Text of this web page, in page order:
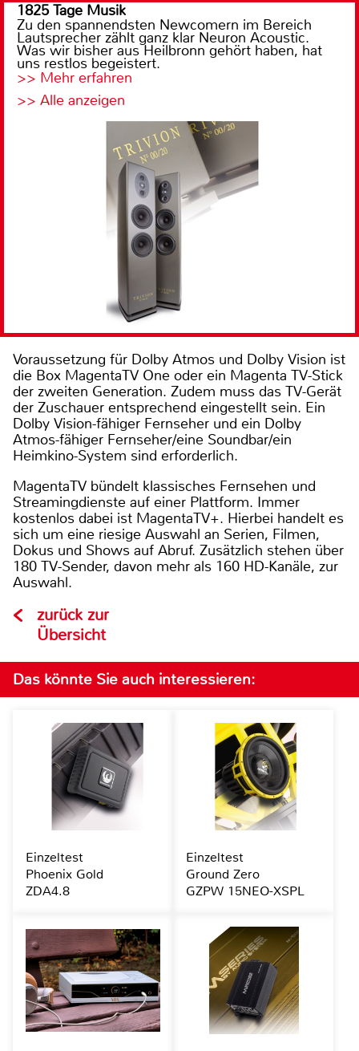
1825 Tage Musik
Zu den spannendsten Newcomern im Bereich
Lautsprecher zählt ganz klar Neuron Acoustic.
Was wir bisher aus Heilbronn gehört haben, hat
uns restlos begeistert.
>> Mehr erfahren
>> Alle anzeigen
Voraussetzung für Dolby Atmos und Dolby Vision ist
die Box MagentaTV One oder ein Magenta TV-Stick
der zweiten Generation. Zudem muss das TV-Gerät
der Zuschauer entsprechend eingestellt sein. Ein
Dolby Vision-fähiger Fernseher und ein Dolby
Atmos-fähiger Fernseher/eine Soundbar/ein
Heimkino-System sind erforderlich.
MagentaTV bündelt klassisches Fernsehen und
Streamingdienste auf einer Plattform. Immer
kostenlos dabei ist MagentaTV+. Hierbei handelt es
sich um eine riesige Auswahl an Serien, Filmen,
Dokus und Shows auf Abruf. Zusätzlich stehen über
180 TV-Sender, davon mehr als 160 HD-Kanäle, zur
Auswahl.
zurück zur
Übersicht
Das könnte Sie auch interessieren:
Einzeltest
Phoenix Gold
ZDA4.8
Einzeltest
Ground Zero
GZPW 15NEO-XSPL